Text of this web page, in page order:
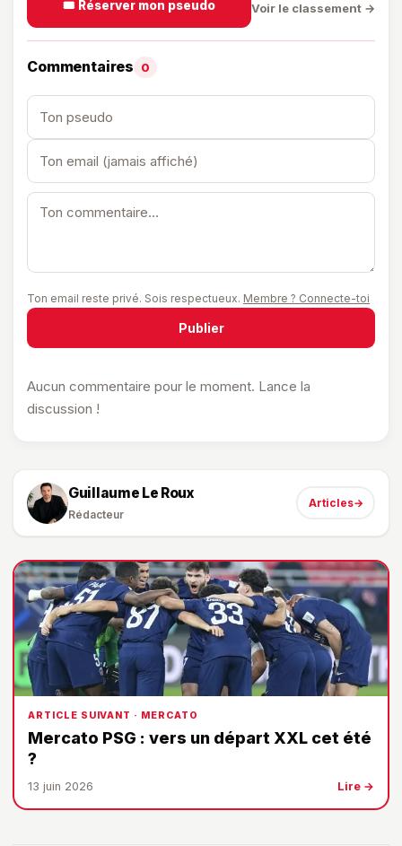
🎟️ Réserver mon pseudo Voir le classement →
Commentaires 0
Ton email reste privé. Sois respectueux. Membre ? Connecte-toi
Publier
Aucun commentaire pour le moment. Lance la
discussion !
Guillaume Le Roux
Rédacteur
Articles→
ARTICLE SUIVANT · MERCATO
Mercato PSG : vers un départ XXL cet été
?
13 juin 2026 Lire →